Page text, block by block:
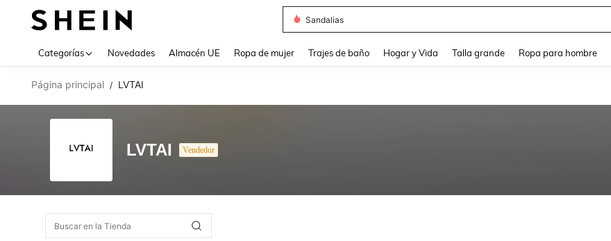
Sandalias
Categorías Novedades Almacén UE Ropa de mujer Trajes de baño Hogar y Vida Talla grande Ropa para hombre
Página principal / LVTAI
LVTAI Vendedor